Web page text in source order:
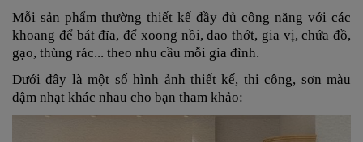
Mỗi sản phẩm thường thiết kế đầy đủ công năng với các
khoang để bát đĩa, để xoong nồi, dao thớt, gia vị, chứa đồ,
gạo, thùng rác... theo nhu cầu mỗi gia đình.
Dưới đây là một số hình ảnh thiết kế, thi công, sơn màu
đậm nhạt khác nhau cho bạn tham khảo: